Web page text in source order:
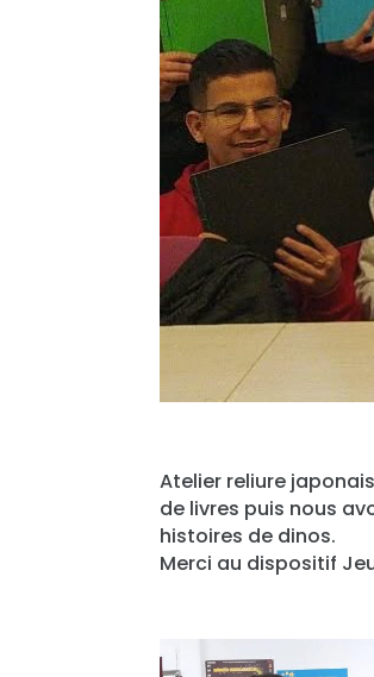
Atelier reliure
de livres puis nous
histoires de dinos.
Merci au dispositif